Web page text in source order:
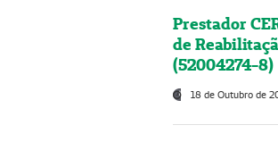
Prestador
de
(52004274-8)
18 de Outubro de